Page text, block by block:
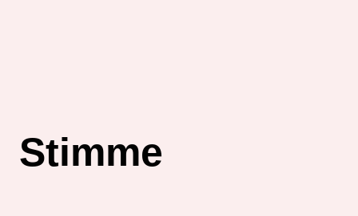
Stimme